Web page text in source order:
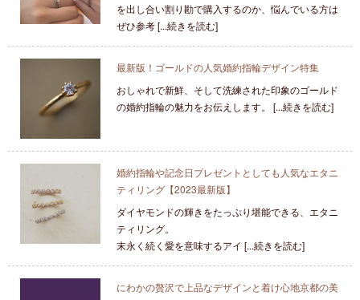
を出し合い割り勘で購入するのか、悩んでいる方は
ぜひ参考 [...続きを読む]
最新版！ゴールドの人気婚約指輪デザイン特集
おしゃれで新鮮、そして洗練された印象のゴールド
の婚約指輪の魅力をお伝えします。 [...続きを読む]
婚約指輪や記念日プレゼントとしても人気なエタニ
ティリング【2023最新版】
ダイヤモンドの輝きをたっぷり堪能できる、エタニ
ティリング。
末永く続く愛を意味するアイ [...続きを読む]
にわかの贅沢で上品なデザインと着け心地京都の美